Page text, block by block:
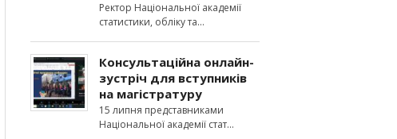
Ректор Національної академії
статистики, обліку та
Консультаційна онлайн-
зустріч для вступників
на магістратуру
15 липня представниками
Національної академії стат